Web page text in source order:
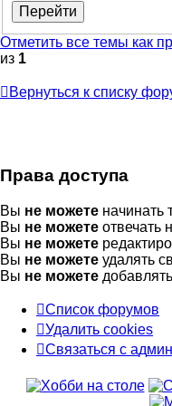
Отметить все темы как
из 1
Вернуться к списку
Права доступа
Вы не можете начинать
Вы не можете отвечать
Вы не можете
Вы не можете удалять
Вы не можете
Список форумов
Удалить cookies
Связаться
администрацией
Связаться с админ